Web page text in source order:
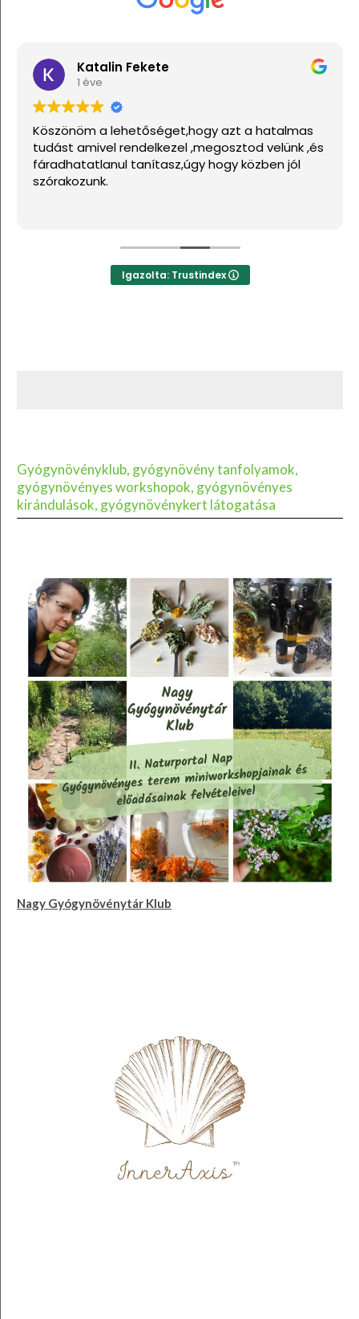
Katalin Fekete
1 éve
Köszönöm a lehetőséget,hogy azt a hatalmas
tudást amivel rendelkezel ,megosztod velünk ,és
fáradhatatlanul tanítasz,úgy hogy közben jól
szórakozunk.
Igazolta: Trustindex
Gyógynövényklub, gyógynövény tanfolyamok,
gyógynövényes workshopok, gyógynövényes
kirándulások, gyógynövénykert látogatása
Nagy Gyógynövénytár Klub